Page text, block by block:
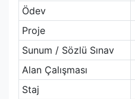
Ödev
Proje
Sunum / Sözlü Sınav
Alan Çalışması
Staj